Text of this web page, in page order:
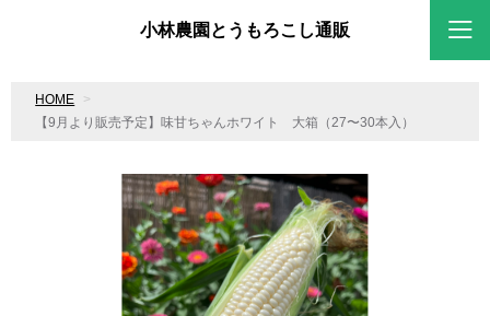
小林農園とうもろこし通販
HOME
【9月より販売予定】味甘ちゃんホワイト 大箱（27〜30本入）